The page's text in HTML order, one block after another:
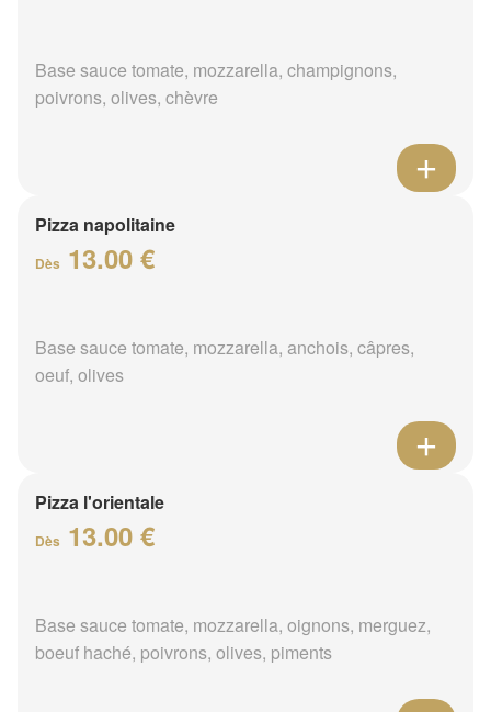
Base sauce tomate, mozzarella, champignons,
poivrons, olives, chèvre
Pizza napolitaine
Dès 13.00 €
Base sauce tomate, mozzarella, anchois, câpres,
oeuf, olives
Pizza l'orientale
Dès 13.00 €
Base sauce tomate, mozzarella, oignons, merguez,
boeuf haché, poivrons, olives, piments